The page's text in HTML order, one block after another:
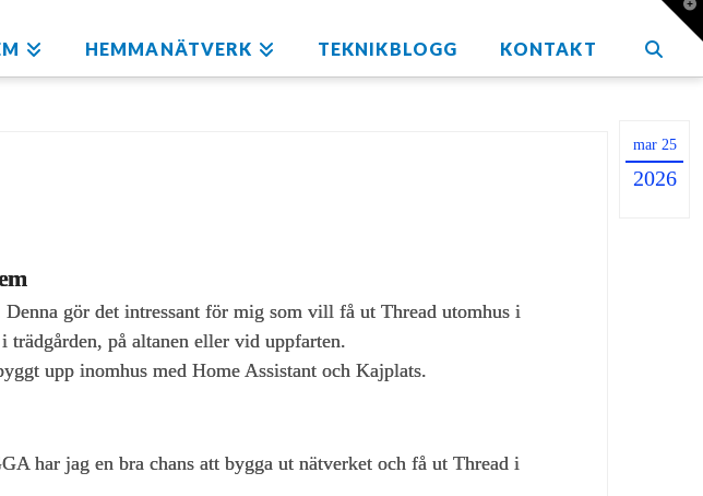
HEMMANÄTVERK TEKNIKBLOGG KONTAKT
mar 25
2026
gör det intressant för mig som vill få ut Thread utomhus i
trädgården, på altanen eller vid uppfarten.
upp inomhus med Home Assistant och Kajplats.
har jag en bra chans att bygga ut nätverket och få ut Thread i